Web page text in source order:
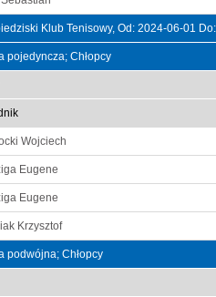
Klub Tenisowy, Od: 2024-06-01
pojedyncza; Chłopcy
Wojciech
Eugene
Eugene
Krzysztof
podwójna; Chłopcy